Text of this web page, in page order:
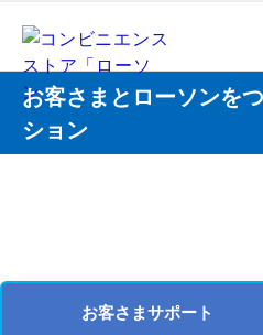
お客さまとローソンを
ション
お客さまサポート